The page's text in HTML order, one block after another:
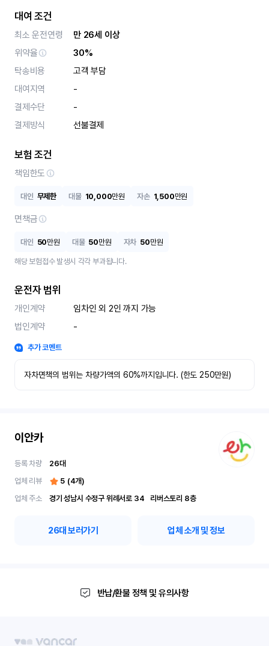
대여 조건
최소 운전연령
만 26세 이상
위약율
30%
탁송비용
고객 부담
대여지역
-
결제수단
-
결제방식
선불결제
보험 조건
책임한도
대인 무제한 대물 10,000만원 자손 1,500만원
면책금
대인 50만원 대물 50만원 자차 50만원
해당 보험접수 발생시 각각 부과됩니다.
운전자 범위
개인계약
임차인 외 2인 까지 가능
법인계약
-
추가 코멘트
자차면책의 범위는 차량가액의 60%까지입니다. (한도 250만원)
이안카
등록 차량 26대
업체 리뷰
5 (4개)
업체 주소
경기 성남시 수정구 위례서로 34	리버스토리 8층
26대 보러가기 업체 소개 및 정보
반납/환불 정책 및 유의사항